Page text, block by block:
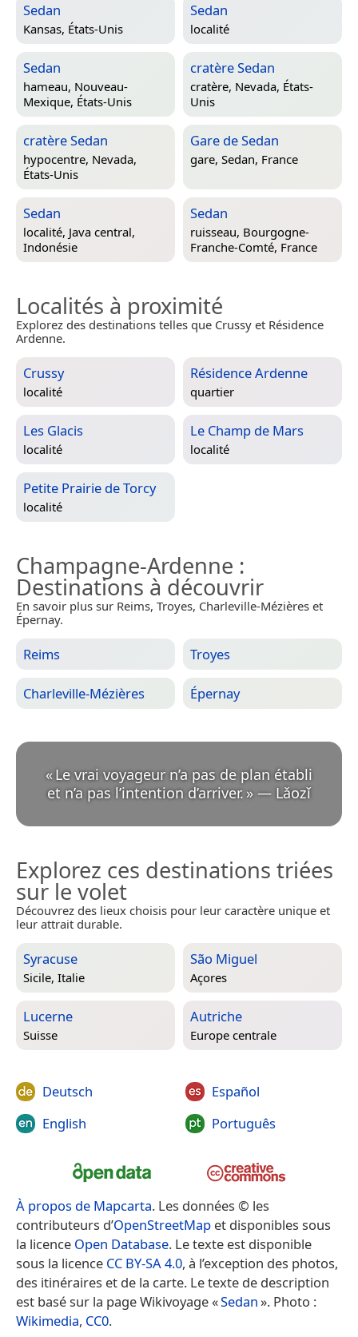
Sedan
Kansas, États-Unis
Sedan
localité
Sedan
hameau, Nouveau-
Mexique, États-Unis
cratère Sedan
cratère, Nevada, États-
Unis
cratère Sedan
hypocentre, Nevada,
États-Unis
Gare de Sedan
gare, Sedan, France
Sedan
localité, Java central,
Indonésie
Sedan
ruisseau, Bourgogne-
Franche-Comté, France
Localités à proximité
Explorez des destinations telles que Crussy et Résidence
Ardenne.
Crussy
localité
Résidence Ardenne
quartier
Les Glacis
localité
Le Champ de Mars
localité
Petite Prairie de Torcy
localité
Champagne-Ardenne :
Destinations à découvrir
En savoir plus sur Reims, Troyes, Charleville-Mézières et
Épernay.
Reims Troyes
Charleville-Mézières Épernay
«Le vrai voyageur n’a pas de plan établi
et n’a pas l’intention d’arriver. » — Lǎozǐ
Explorez ces destinations triées
sur le volet
Découvrez des lieux choisis pour leur caractère unique et
leur attrait durable.
Syracuse
Sicile, Italie
São Miguel
Açores
Lucerne
Suisse
Autriche
Europe centrale
Deutsch
English
Español
Português
À propos de Mapcarta. Les données © les
contributeurs d’OpenStreetMap et disponibles sous
la licence Open Database. Le texte est disponible
sous la licence CC BY-SA 4.0, à l’exception des photos,
des itinéraires et de la carte. Le texte de description
est basé sur la page Wikivoyage «Sedan». Photo :
Wikimedia, CC0.